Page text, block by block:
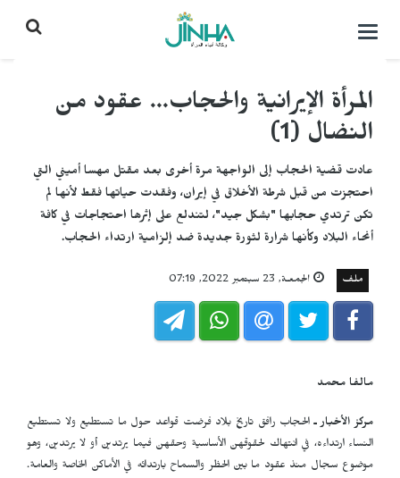
التحكم
المرأة الإيرانية والحجاب... عقود من
النضال (1)
عادت قضية الحجاب إلى الواجهة مرة أخرى بعد مقتل مهسا أميني التي
احتجزت من قبل شرطة الأخلاق في إيران، وفقدت حياتها فقط لأنها لم
تكن ترتدي حجابها "بشكل جيد"، لتندلع على إثرها احتجاجات في كافة
أنحاء البلاد وكأنها شرارة لثورة جديدة ضد إلزامية ارتداء الحجاب.
ملف الجمعـة, 23 سبتمبر 2022, 07:19
مالفا محمد
مركز الأخبار ـالحجاب رافق تاريخ بلاد فرضت قواعد حول ما تستطيع ولا تستطيع
النساء ارتداءه، في انتهاك لحقوقهن الأساسية وحقهن فيما يرتدين أو لا يرتدين، وهو
موضوع سجال منذ عقود ما بين الحظر والسماح بارتدائه في الأماكن الخاصة والعامة.